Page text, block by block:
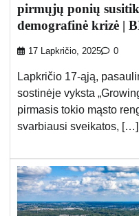
pirmųjų ponių
demografinė krizė |
17 Lapkričio, 2025 0
Lapkričio 17-ąją,
sostinėje vyksta
pirmasis tokio mąsto
svarbiausi sveikatos, […]